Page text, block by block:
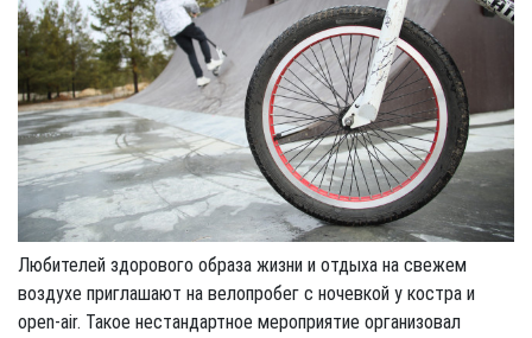
Любителей здорового образа жизни и отдыха на свежем
воздухе приглашают на велопробег с ночевкой у костра и
open-air. Такое нестандартное мероприятие организовал